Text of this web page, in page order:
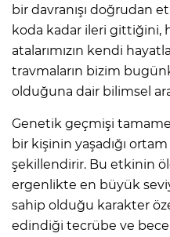
bir davranışı doğrudan
koda kadar ileri gittiğini,
atalarımızın kendi
travmaların bizim
olduğuna dair bilimsel
Genetik geçmişi
bir kişinin yaşadığı
şekillendirir. Bu etkinin
ergenlikte en büyük
sahip olduğu karakter
edindiği tecrübe ve